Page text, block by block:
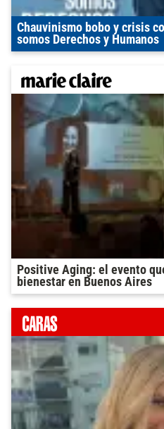
Chauvinismo bobo y crisis
somos Derechos y Humanos
Positive Aging: el evento
bienestar en Buenos Aires